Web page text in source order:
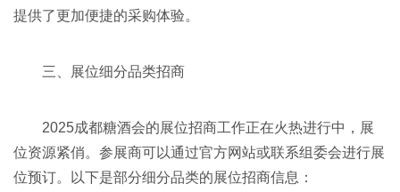
提供了更加便捷的采购体验。
三、展位细分品类招商
2025成都糖酒会的展位招商工作正在火热进行中，展
位资源紧俏。参展商可以通过官方网站或联系组委会进行展
位预订。以下是部分细分品类的展位招商信息：